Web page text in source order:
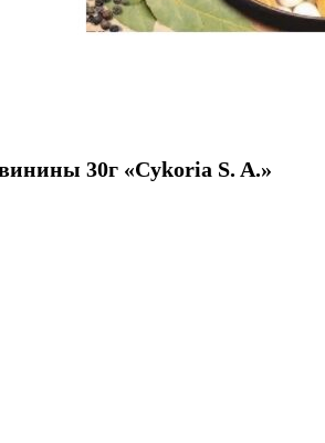
30г «Cykoria S. A.»